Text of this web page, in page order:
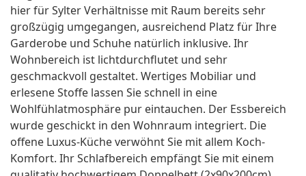
hier für Sylter Verhältnisse mit Raum bereits sehr
großzügig umgegangen, ausreichend Platz für Ihre
Garderobe und Schuhe natürlich inklusive. Ihr
Wohnbereich ist lichtdurchflutet und sehr
geschmackvoll gestaltet. Wertiges Mobiliar und
erlesene Stoffe lassen Sie schnell in eine
Wohlfühlatmosphäre pur eintauchen. Der Essbereich
wurde geschickt in den Wohnraum integriert. Die
offene Luxus-Küche verwöhnt Sie mit allem Koch-
Komfort. Ihr Schlafbereich empfängt Sie mit einem